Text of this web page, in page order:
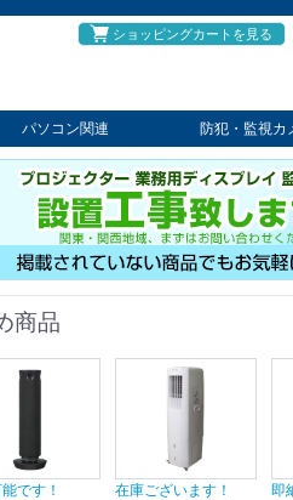
ショッピングカートを見る
パソコン関連
コン
レット
ーツ
ソール
ブル
器・延長器
器
バータ
他
防犯・監視カ
パナソニック
TAKEX
LET'S
JSS
SELCO
PRINCETON
OS
ネクステージ
ATEN
商品
です！
在庫ございます！
即